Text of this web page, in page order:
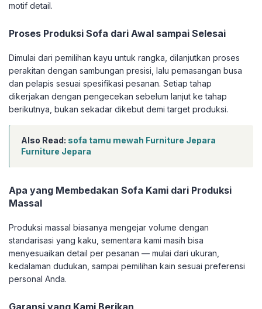
motif detail.
Proses Produksi Sofa dari Awal sampai Selesai
Dimulai dari pemilihan kayu untuk rangka, dilanjutkan proses
perakitan dengan sambungan presisi, lalu pemasangan busa
dan pelapis sesuai spesifikasi pesanan. Setiap tahap
dikerjakan dengan pengecekan sebelum lanjut ke tahap
berikutnya, bukan sekadar dikebut demi target produksi.
Also Read: sofa tamu mewah Furniture Jepara
Furniture Jepara
Apa yang Membedakan Sofa Kami dari Produksi
Massal
Produksi massal biasanya mengejar volume dengan
standarisasi yang kaku, sementara kami masih bisa
menyesuaikan detail per pesanan — mulai dari ukuran,
kedalaman dudukan, sampai pemilihan kain sesuai preferensi
personal Anda.